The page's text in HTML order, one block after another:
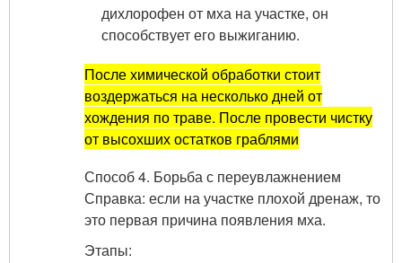
дихлорофен от мха на участке, он
способствует его выжиганию.
После химической обработки стоит
воздержаться на несколько дней от
хождения по траве. После провести чистку
от высохших остатков граблями
Способ 4. Борьба с переувлажнением
Справка: если на участке плохой дренаж, то
это первая причина появления мха.
Этапы: